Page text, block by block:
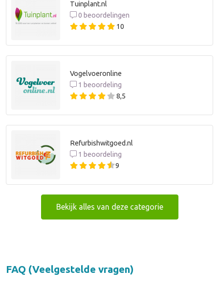
Tuinplant.nl
0 beoordelingen
10
Vogelvoeronline
1 beoordeling
8,5
Refurbishwitgoed.nl
1 beoordeling
9
Bekijk alles van deze categorie
FAQ (Veelgestelde vragen)